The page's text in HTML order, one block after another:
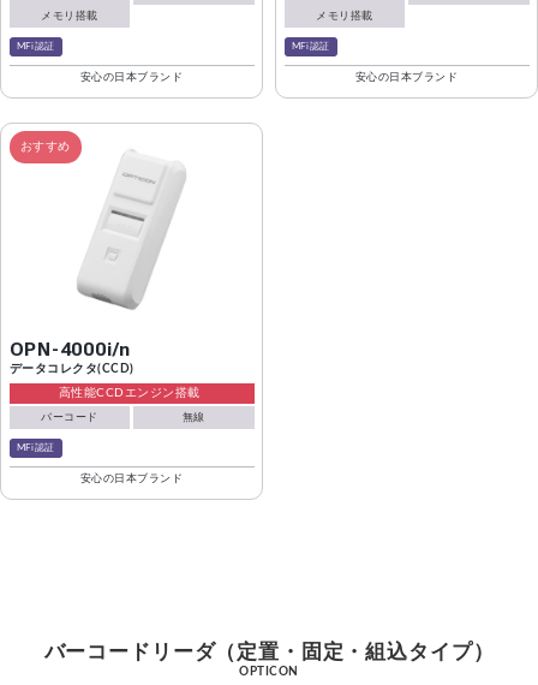
メモリ搭載
MFi認証
安心の日本ブランド
メモリ搭載
MFi認証
安心の日本ブランド
おすすめ
OPN-4000i/n
データコレクタ(CCD)
高性能CCDエンジン搭載
バーコード 無線
MFi認証
安心の日本ブランド
バーコードリーダ（定置・固定・組込タイプ）
OPTICON